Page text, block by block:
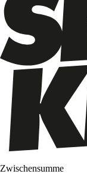
Zwischensumme